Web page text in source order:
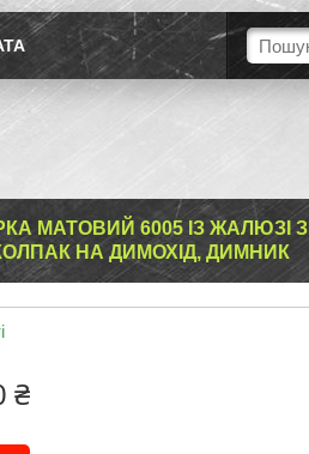
МАТОВИЙ 6005 ІЗ ЖАЛЮЗІ
НА ДИМОХІД, ДИМНИК
₴